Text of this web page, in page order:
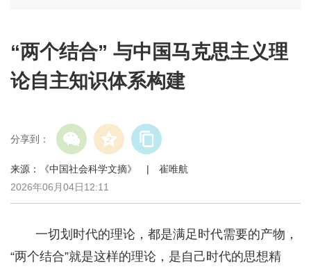
“两个结合” 与中国马克思主义理
论自主知识体系构建
分享到：
来源：《中国社会科学文摘》 | 崔唯航
2026年06月04日12:11
一切划时代的理论，都是满足时代需要的产物，
“两个结合”就是这样的理论，是自己时代的思想精